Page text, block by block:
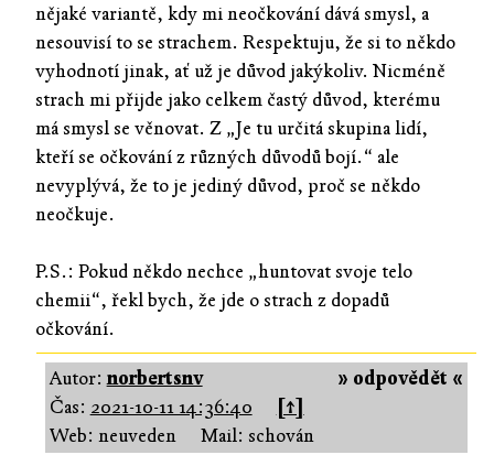
nějaké variantě, kdy mi neočkování dává smysl, a
nesouvisí to se strachem. Respektuju, že si to někdo
vyhodnotí jinak, ať už je důvod jakýkoliv. Nicméně
strach mi přijde jako celkem častý důvod, kterému
má smysl se věnovat. Z „Je tu určitá skupina lidí,
kteří se očkování z různých důvodů bojí.“ ale
nevyplývá, že to je jediný důvod, proč se někdo
neočkuje.
P.S.: Pokud někdo nechce „huntovat svoje telo
chemii“, řekl bych, že jde o strach z dopadů
očkování.
» odpovědět «
Autor:norbertsnv
Čas: 2021-10-11 14:36:40
[↑]
Web: neuveden
Mail: schován